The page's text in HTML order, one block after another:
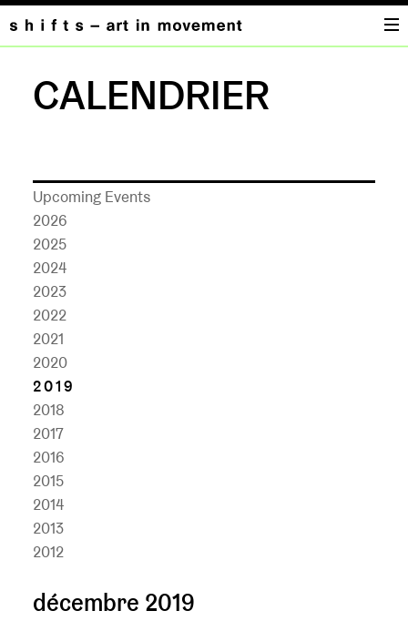
CALENDRIER
Upcoming Events
2026
2025
2024
2023
2022
2021
2020
2019
2018
2017
2016
2015
2014
2013
2012
décembre 2019